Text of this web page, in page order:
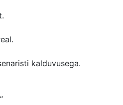
kalduvusega.